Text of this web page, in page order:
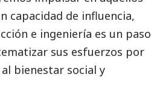
capacidad de influencia,
e ingeniería es un paso
sus esfuerzos por
bienestar social y